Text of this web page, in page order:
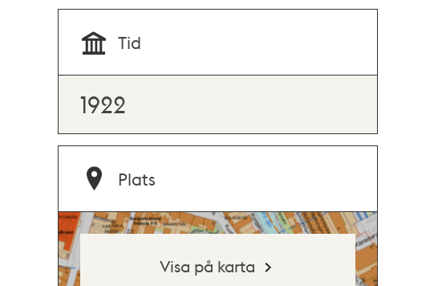
Tid
1922
Plats
Visa på karta